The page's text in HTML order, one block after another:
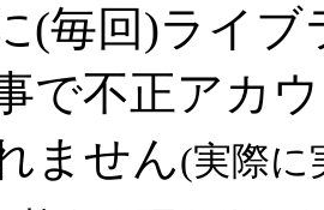
(毎回)ライブ
で不正アカ
ません(実際に